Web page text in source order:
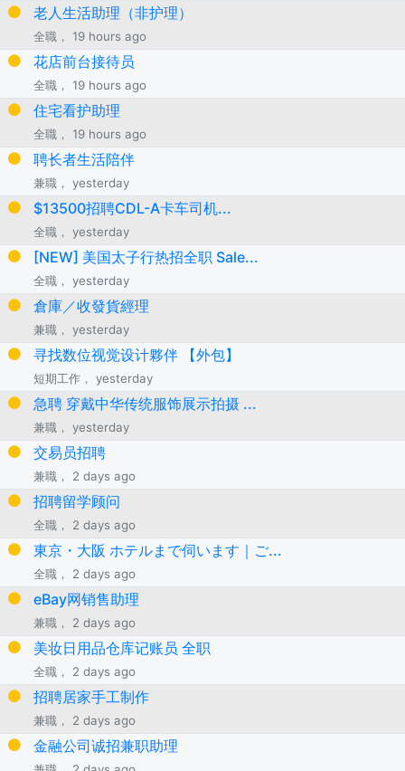
老人生活助理（非护理）
全職， 19 hours ago
花店前台接待员
全職， 19 hours ago
住宅看护助理
全職， 19 hours ago
聘长者生活陪伴
兼職， yesterday
$13500招聘CDL-A卡车司机...
全職， yesterday
[NEW] 美国太子行热招全职 Sale...
全職， yesterday
倉庫／收發貨經理
兼職， yesterday
寻找数位视觉设计夥伴 【外包】
短期工作， yesterday
急聘 穿戴中华传统服饰展示拍摄 ...
兼職， yesterday
交易员招聘
兼職， 2 days ago
招聘留学顾问
全職， 2 days ago
東京・大阪 ホテルまで伺います｜ご...
全職， 2 days ago
eBay网销售助理
兼職， 2 days ago
美妆日用品仓库记账员 全职
全職， 2 days ago
招聘居家手工制作
兼職， 2 days ago
金融公司诚招兼职助理